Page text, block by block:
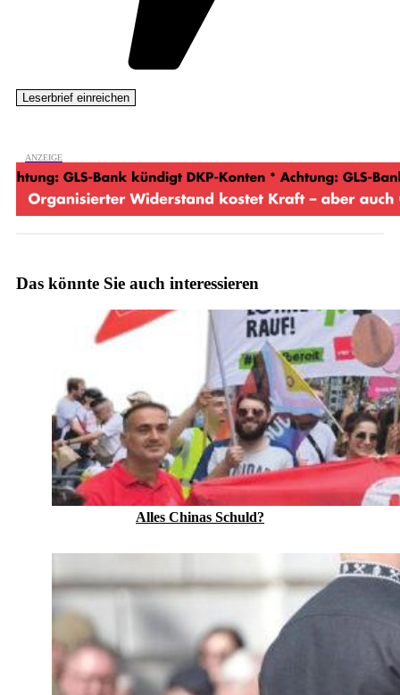
Das könnte Sie auch interessieren
Alles Chinas Schuld?